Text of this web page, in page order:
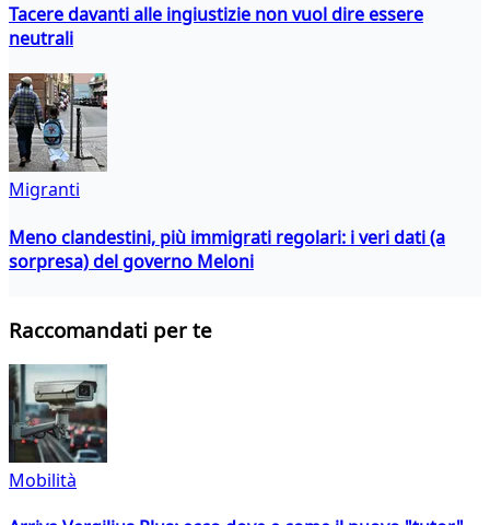
Tacere davanti alle ingiustizie non vuol dire essere
neutrali
Migranti
Meno clandestini, più immigrati regolari: i veri dati (a
sorpresa) del governo Meloni
Raccomandati per te
Mobilità